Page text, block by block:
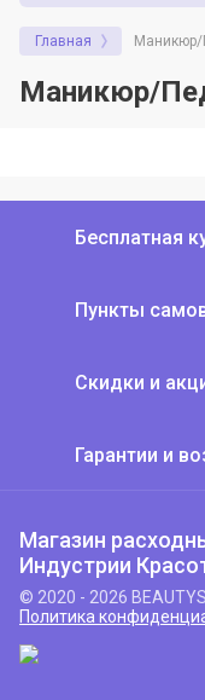
Главная
Маникюр/
Бесплатная
Пункты
Скидки и
Гарантии и
Магазин
Индустрии
© 2020 - 2026
Политика